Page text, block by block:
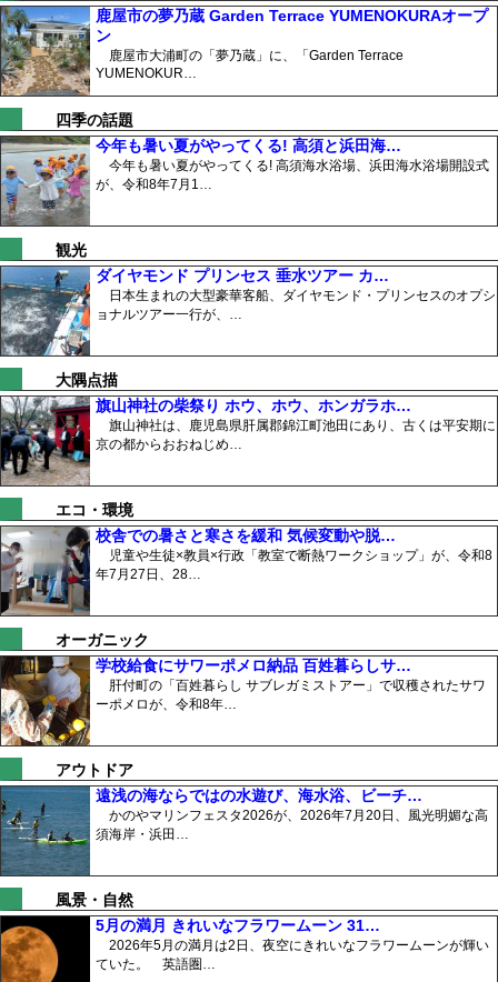
鹿屋市の夢乃蔵 Garden Terrace YUMENOKURAオープ
ン
鹿屋市大浦町の「夢乃蔵」に、「Garden Terrace
YUMENOKUR…
四季の話題
今年も暑い夏がやってくる! 高須と浜田海…
今年も暑い夏がやってくる! 高須海水浴場、浜田海水浴場開設式
が、令和8年7月1…
観光
ダイヤモンド プリンセス 垂水ツアー カ…
日本生まれの大型豪華客船、ダイヤモンド・プリンセスのオプシ
ョナルツアー一行が、…
大隅点描
旗山神社の柴祭り ホウ、ホウ、ホンガラホ…
旗山神社は、鹿児島県肝属郡錦江町池田にあり、古くは平安期に
京の都からおおねじめ…
エコ・環境
校舎での暑さと寒さを緩和 気候変動や脱…
児童や生徒×教員×行政「教室で断熱ワークショップ」が、令和8
年7月27日、28…
オーガニック
学校給食にサワーポメロ納品 百姓暮らしサ…
肝付町の「百姓暮らし サブレガミストアー」で収穫されたサワ
ーポメロが、令和8年…
アウトドア
遠浅の海ならではの水遊び、海水浴、ビーチ…
かのやマリンフェスタ2026が、2026年7月20日、風光明媚な高
須海岸・浜田…
風景・自然
5月の満月 きれいなフラワームーン 31…
2026年5月の満月は2日、夜空にきれいなフラワームーンが輝い
ていた。 英語圏…